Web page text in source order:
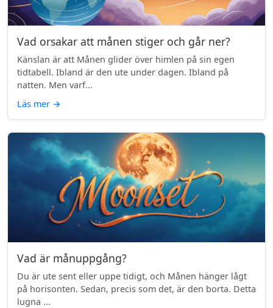
Vad orsakar att månen stiger och går ner?
Känslan är att Månen glider över himlen på sin egen
tidtabell. Ibland är den ute under dagen. Ibland på
natten. Men varf...
Läs mer →
Vad är månuppgång?
Du är ute sent eller uppe tidigt, och Månen hänger lågt
på horisonten. Sedan, precis som det, är den borta. Detta
lugna ...